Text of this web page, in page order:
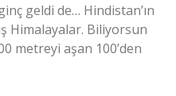
geldi de… Hindistan’ın
Himalayalar. Biliyorsun
metreyi aşan 100’den